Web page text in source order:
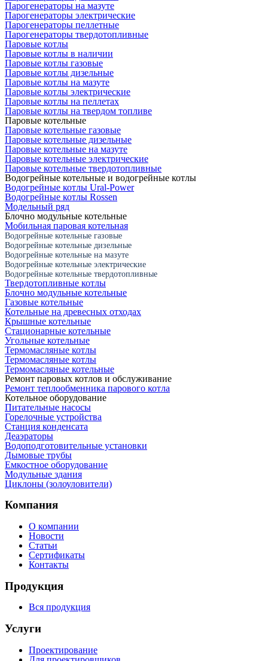
Парогенераторы на мазуте
Парогенераторы электрические
Парогенераторы пеллетные
Парогенераторы твердотопливные
Паровые котлы
Паровые котлы в наличии
Паровые котлы газовые
Паровые котлы дизельные
Паровые котлы на мазуте
Паровые котлы электрические
Паровые котлы на пеллетах
Паровые котлы на твердом топливе
Паровые котельные
Паровые котельные газовые
Паровые котельные дизельные
Паровые котельные на мазуте
Паровые котельные электрические
Паровые котельные твердотопливные
Водогрейные котельные и водогрейные котлы
Водогрейные котлы Ural-Power
Водогрейные котлы Rossen
Модельный ряд
Блочно модульные котельные
Мобильная паровая котельная
Водогрейные котельные газовые
Водогрейные котельные дизельные
Водогрейные котельные на мазуте
Водогрейные котельные электрические
Водогрейные котельные твердотопливные
Твердотопливные котлы
Блочно модульные котельные
Газовые котельные
Котельные на древесных отходах
Крышные котельные
Стационарные котельные
Угольные котельные
Термомасляные котлы
Термомасляные котлы
Термомасляные котельные
Ремонт паровых котлов и обслуживание
Ремонт теплообменника парового котла
Котельное оборудование
Питательные насосы
Горелочные устройства
Станция конденсата
Деаэраторы
Водоподготовительные установки
Дымовые трубы
Емкостное оборудование
Mодульные здания
Циклоны (золоуловители)
Компания
О компании
Новости
Статьи
Сертификаты
Контакты
Продукция
Вся продукция
Услуги
Проектирование